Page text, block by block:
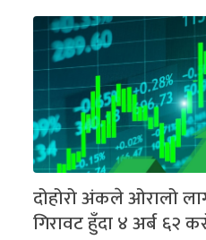
दोहोरो अंकले ओरालो
गिरावट हुँदा ४ अर्ब ६२